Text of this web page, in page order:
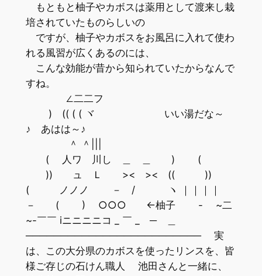
もともと柚子やカボスは薬用として渡来し栽
培されていたものらしいの
ですが、柚子やカボスをお風呂に入れて使わ
れる風習が広くあるのには、
こんな効能が昔から知られていたからなんで
すね。
∠二二フ
) (( ( ( ヾ いい湯だな～
♪ あはは～♪
＾ ＾|||
( 人ワ 川し ＿ ＿ ) (
)) ュ Ｌ >< >< (( ))
( ノノノ － / ヽ ｜｜｜｜
－ ( ) ○○○ ←柚子 - ~二
~-￣￣ iニニニニコ _ ￣ _ ─ ＿
───────────────────────── 実
は、この大分県のカボスを使ったリンスを、皆
様ご存じの石けん職人 池田さんと一緒に、